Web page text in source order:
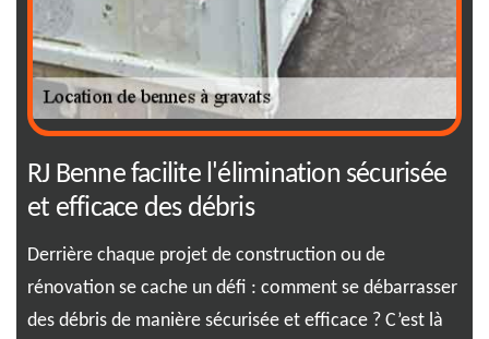
RJ Benne facilite l'élimination sécurisée
et efficace des débris
Derrière chaque projet de construction ou de
rénovation se cache un défi : comment se débarrasser
des débris de manière sécurisée et efficace ? C’est là